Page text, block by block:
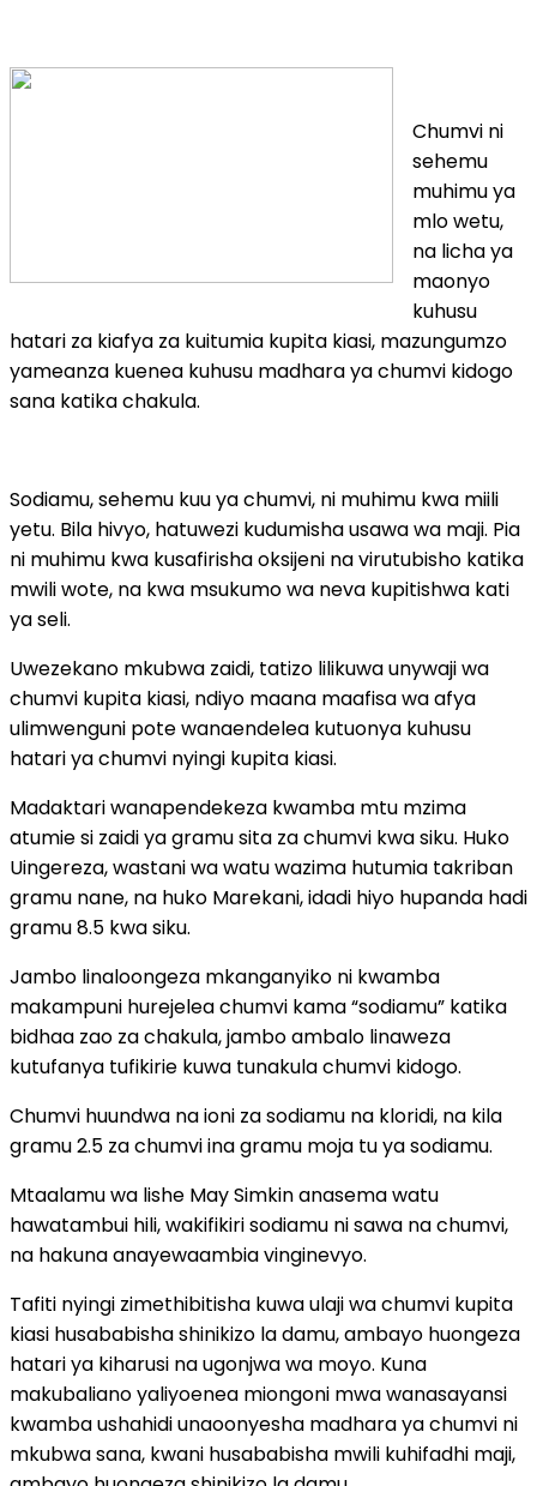
Chumvi ni
sehemu
muhimu ya
mlo wetu,
na licha ya
maonyo
kuhusu
hatari za kiafya za kuitumia kupita kiasi, mazungumzo
yameanza kuenea kuhusu madhara ya chumvi kidogo
sana katika chakula.
Sodiamu, sehemu kuu ya chumvi, ni muhimu kwa miili
yetu. Bila hivyo, hatuwezi kudumisha usawa wa maji. Pia
ni muhimu kwa kusafirisha oksijeni na virutubisho katika
mwili wote, na kwa msukumo wa neva kupitishwa kati
ya seli.
Uwezekano mkubwa zaidi, tatizo lilikuwa unywaji wa
chumvi kupita kiasi, ndiyo maana maafisa wa afya
ulimwenguni pote wanaendelea kutuonya kuhusu
hatari ya chumvi nyingi kupita kiasi.
Madaktari wanapendekeza kwamba mtu mzima
atumie si zaidi ya gramu sita za chumvi kwa siku. Huko
Uingereza, wastani wa watu wazima hutumia takriban
gramu nane, na huko Marekani, idadi hiyo hupanda hadi
gramu 8.5 kwa siku.
Jambo linaloongeza mkanganyiko ni kwamba
makampuni hurejelea chumvi kama “sodiamu” katika
bidhaa zao za chakula, jambo ambalo linaweza
kutufanya tufikirie kuwa tunakula chumvi kidogo.
Chumvi huundwa na ioni za sodiamu na kloridi, na kila
gramu 2.5 za chumvi ina gramu moja tu ya sodiamu.
Mtaalamu wa lishe May Simkin anasema watu
hawatambui hili, wakifikiri sodiamu ni sawa na chumvi,
na hakuna anayewaambia vinginevyo.
Tafiti nyingi zimethibitisha kuwa ulaji wa chumvi kupita
kiasi husababisha shinikizo la damu, ambayo huongeza
hatari ya kiharusi na ugonjwa wa moyo. Kuna
makubaliano yaliyoenea miongoni mwa wanasayansi
kwamba ushahidi unaoonyesha madhara ya chumvi ni
mkubwa sana, kwani husababisha mwili kuhifadhi maji,